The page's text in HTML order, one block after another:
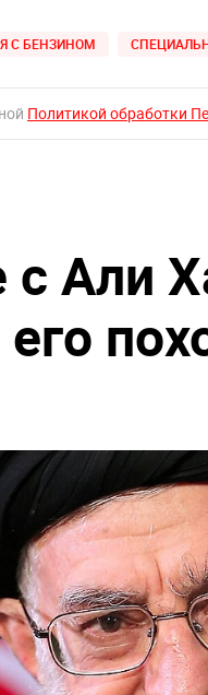
С БЕНЗИНОМ
Политикой обработки
Али